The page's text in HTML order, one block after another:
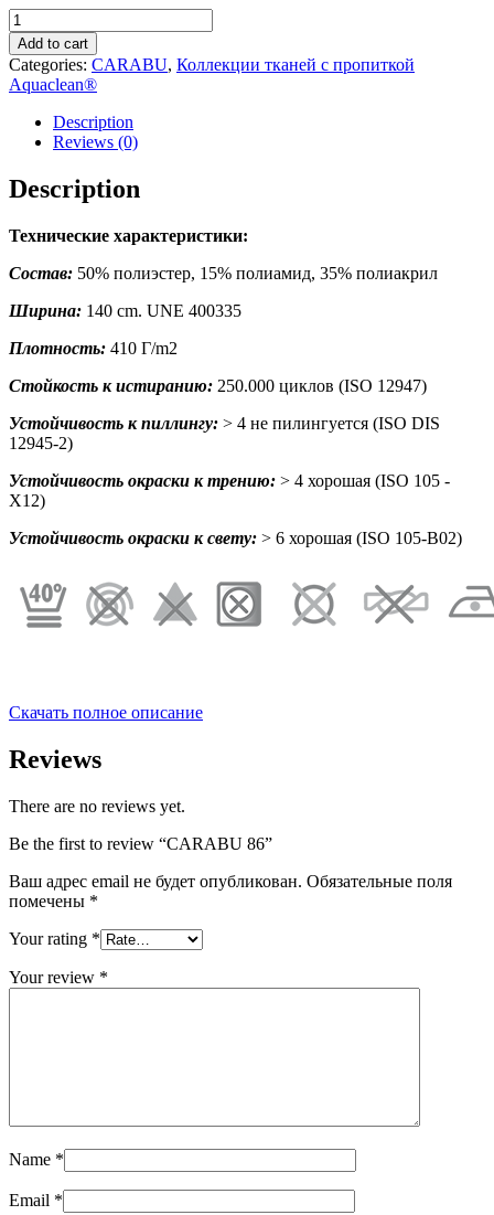
CARABU
86
quantity
Add to cart
Categories: CARABU, Коллекции тканей с пропиткой
Aquaclean®
Description
Reviews (0)
Description
Технические характеристики:
Состав: 50% полиэстер, 15% полиамид, 35% полиакрил
Ширина: 140 cm. UNE 400335
Плотность: 410 Г/m2
Стойкость к истиранию: 250.000 циклов (ISO 12947)
Устойчивость к пиллингу: > 4 не пилингуется (ISO DIS
12945-2)
Устойчивость окраски к трению: > 4 хорошая (ISO 105 -
X12)
Устойчивость окраски к свету: > 6 хорошая (ISO 105-B02)
Скачать полное описание
Reviews
There are no reviews yet.
Be the first to review “CARABU 86”
Ваш адрес email не будет опубликован. Обязательные поля
помечены *
Your rating *
Your review *
Name *
Email *